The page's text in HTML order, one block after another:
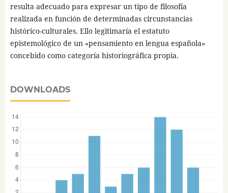
resulta adecuado para expresar un tipo de filosofía
realizada en función de determinadas circunstancias
histórico-culturales. Ello legitimaría el estatuto
epistemológico de un «pensamiento en lengua española»
concebido como categoría historiográfica propia.
DOWNLOADS